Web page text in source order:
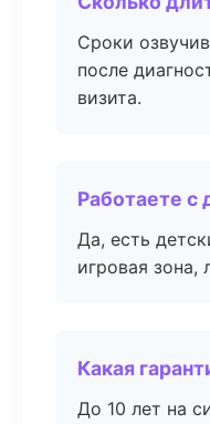
Сроки
после
визита.
Работаете с
Да, есть
игровая зона,
Какая
До 10 лет на